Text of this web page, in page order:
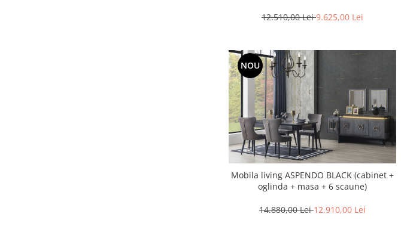
12.510,00 Lei9.625,00 Lei
NOU
Mobila living ASPENDO BLACK (cabinet +
oglinda + masa + 6 scaune)
14.880,00 Lei12.910,00 Lei